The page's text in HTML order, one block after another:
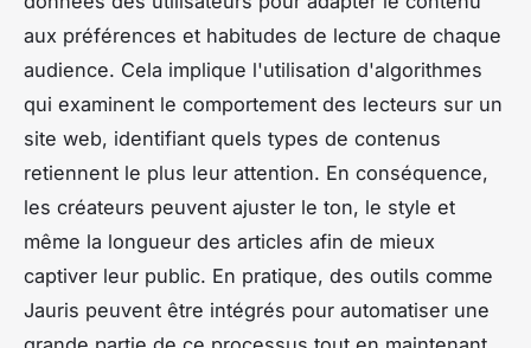
aux préférences et habitudes de lecture de chaque
audience. Cela implique l'utilisation d'algorithmes
qui examinent le comportement des lecteurs sur un
site web, identifiant quels types de contenus
retiennent le plus leur attention. En conséquence,
les créateurs peuvent ajuster le ton, le style et
même la longueur des articles afin de mieux
captiver leur public. En pratique, des outils comme
Jauris peuvent être intégrés pour automatiser une